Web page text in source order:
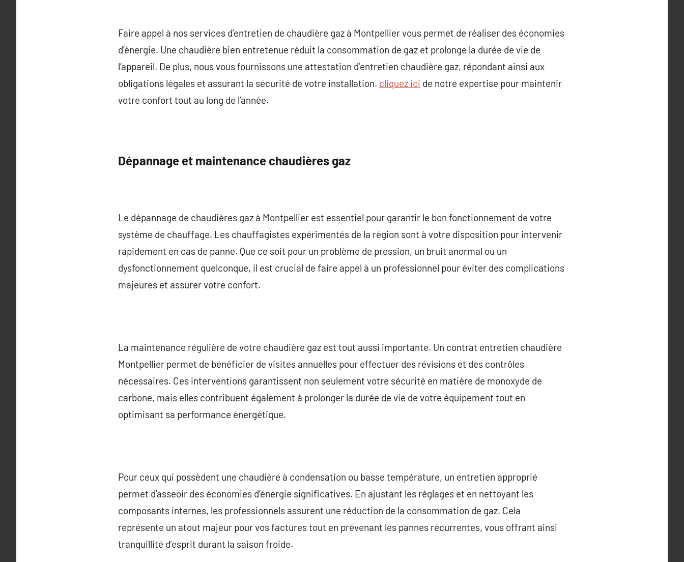
Faire appel à nos services d’entretien de chaudière gaz à Montpellier vous permet de réaliser des économies
d’énergie. Une chaudière bien entretenue réduit la consommation de gaz et prolonge la durée de vie de
l’appareil. De plus, nous vous fournissons une attestation d’entretien chaudière gaz, répondant ainsi aux
obligations légales et assurant la sécurité de votre installation. cliquez ici de notre expertise pour maintenir
votre confort tout au long de l’année.
Dépannage et maintenance chaudières gaz
Le dépannage de chaudières gaz à Montpellier est essentiel pour garantir le bon fonctionnement de votre
système de chauffage. Les chauffagistes expérimentés de la région sont à votre disposition pour intervenir
rapidement en cas de panne. Que ce soit pour un problème de pression, un bruit anormal ou un
dysfonctionnement quelconque, il est crucial de faire appel à un professionnel pour éviter des complications
majeures et assurer votre confort.
La maintenance régulière de votre chaudière gaz est tout aussi importante. Un contrat entretien chaudière
Montpellier permet de bénéficier de visites annuelles pour effectuer des révisions et des contrôles
nécessaires. Ces interventions garantissent non seulement votre sécurité en matière de monoxyde de
carbone, mais elles contribuent également à prolonger la durée de vie de votre équipement tout en
optimisant sa performance énergétique.
Pour ceux qui possèdent une chaudière à condensation ou basse température, un entretien approprié
permet d’asseoir des économies d’énergie significatives. En ajustant les réglages et en nettoyant les
composants internes, les professionnels assurent une réduction de la consommation de gaz. Cela
représente un atout majeur pour vos factures tout en prévenant les pannes récurrentes, vous offrant ainsi
tranquillité d’esprit durant la saison froide.